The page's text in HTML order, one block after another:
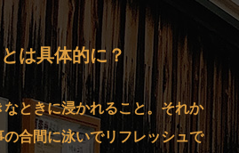
は具体的に？
なときに浸かれること。それか
合間に泳いでリフレッシュで